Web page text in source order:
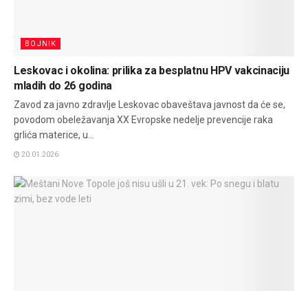
BOJNIK
Leskovac i okolina: prilika za besplatnu HPV vakcinaciju
mladih do 26 godina
Zavod za javno zdravlje Leskovac obaveštava javnost da će se,
povodom obeležavanja XX Evropske nedelje prevencije raka
grlića materice, u...
20.01.2026.